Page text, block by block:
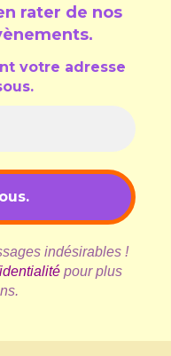
rater de nos
.
votre adresse
indésirables !
pour plus